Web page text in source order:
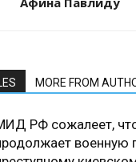
MORE FROM
РФ сожалеет,
военную